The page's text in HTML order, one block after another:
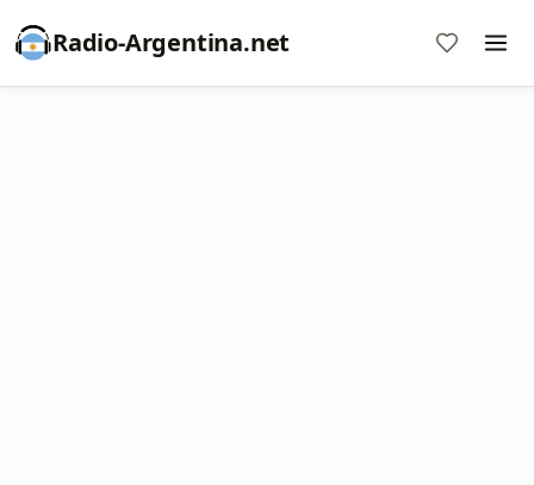
Radio-Argentina.net